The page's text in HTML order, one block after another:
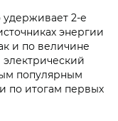
удерживает 2-е
энергии
и по величине
популярным
по итогам первых